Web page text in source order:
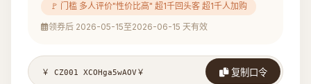
🚩 门槛 多人评价"性价比高" 超1千回头客 超1千人加购
领券后 2026-05-15至2026-06-15 天有效
复制口令